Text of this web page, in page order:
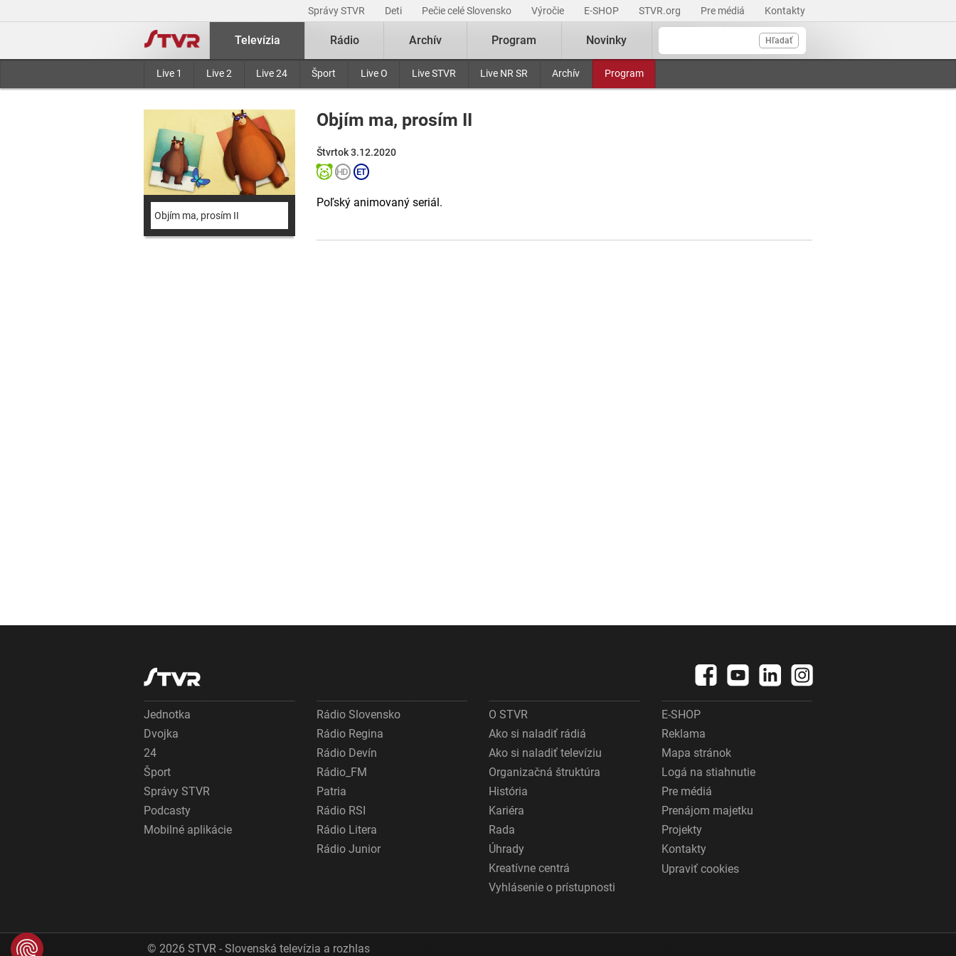
Správy STVR Deti Pečie celé Slovensko Výročie E-SHOP STVR.org Pre médiá Kontakty
Hľadať
Televízia
Live 1 Live 2 Live 24 Šport Live O Live STVR Live NR SR Archív Program
Rádio Archív Program Novinky
Objím ma, prosím II
Objím ma, prosím II
Štvrtok 3.12.2020
Poľský animovaný seriál.
Jednotka
Dvojka
24
Šport
Správy STVR
Podcasty
Mobilné aplikácie
Rádio Slovensko
Rádio Regina
Rádio Devín
Rádio_FM
Patria
Rádio RSI
Rádio Litera
Rádio Junior
O STVR
Ako si naladiť rádiá
Ako si naladiť televíziu
Organizačná štruktúra
História
Kariéra
Rada
Úhrady
Kreatívne centrá
Vyhlásenie o prístupnosti
E-SHOP
Reklama
Mapa stránok
Logá na stiahnutie
Pre médiá
Prenájom majetku
Projekty
Kontakty
Upraviť cookies
© 2026 STVR - Slovenská televízia a rozhlas